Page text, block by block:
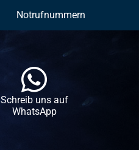
Notrufnummern
Schreib uns auf
WhatsApp